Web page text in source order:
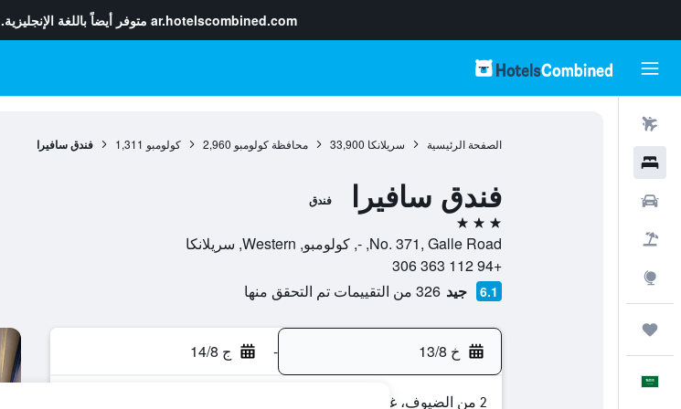
ar.hotelscombined.com متوفر أيضاً باللغة الإنجليزية.
الصفحة الرئيسية سريلانكا 33,900 محافظة كولومبو 2,960 كولومبو 1,311 فندق سافيرا
فندق سافيرا فندق
3 نجوم
No. 371, Galle Road, -, كولومبو, Western, سريلانكا
+94 112 363 306
6.1 جيد 326 من التقييمات تم التحقق منها
خ 13/8 - ج 14/8
2 من الضيوف، غرفة واحدة